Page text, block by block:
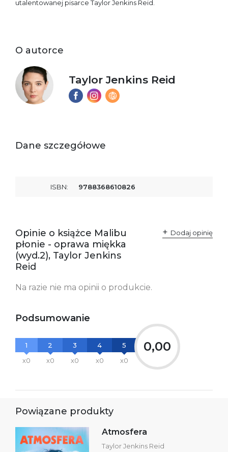
utalentowanej pisarce Taylor Jenkins Reid.
O autorce
Taylor Jenkins Reid
Dane szczegółowe
ISBN: 9788368610826
Opinie o książce Malibu
płonie - oprawa miękka
(wyd.2), Taylor Jenkins
Reid
Dodaj opinię
Na razie nie ma opinii o produkcie.
Podsumowanie
1
x0
2
x0
3
x0
4
x0
5
x0
0,00
Powiązane produkty
Atmosfera
Taylor Jenkins Reid